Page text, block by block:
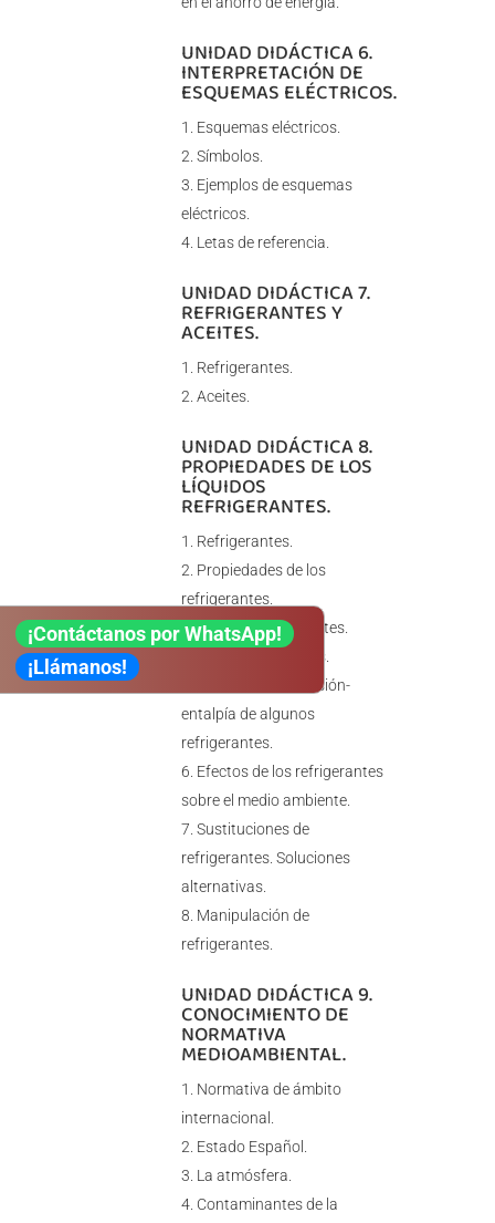
UNIDAD DIDÁCTICA 6.
INTERPRETACIÓN DE
ESQUEMAS ELÉCTRICOS.
Esquemas eléctricos.
Símbolos.
Ejemplos de esquemas
eléctricos.
Letas de referencia.
UNIDAD DIDÁCTICA 7.
REFRIGERANTES Y
ACEITES.
Refrigerantes.
Aceites.
UNIDAD DIDÁCTICA 8.
PROPIEDADES DE LOS
LÍQUIDOS
REFRIGERANTES.
Refrigerantes.
Propiedades de los
refrigerantes.
Algunos refrigerantes.
Fluidos frigoríferos.
Diagramas de presión-
entalpía de algunos
refrigerantes.
Efectos de los refrigerantes
sobre el medio ambiente.
Sustituciones de
refrigerantes. Soluciones
alternativas.
Manipulación de
refrigerantes.
UNIDAD DIDÁCTICA 9.
CONOCIMIENTO DE
NORMATIVA
MEDIOAMBIENTAL.
Normativa de ámbito
internacional.
Estado Español.
La atmósfera.
Contaminantes de la
¡Contáctanos por WhatsApp!
¡Llámanos!